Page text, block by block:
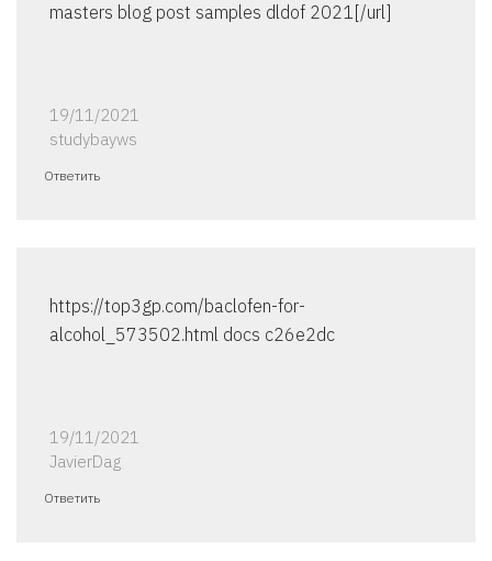
masters blog post samples dldof 2021[/url]
19/11/2021
studybayws
Ответить
https://top3gp.com/baclofen-for-
alcohol_573502.html docs c26e2dc
19/11/2021
JavierDag
Ответить